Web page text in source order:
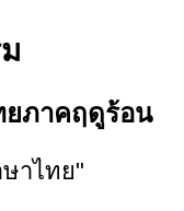
ยภาคฤดูร้อน
าไทย"